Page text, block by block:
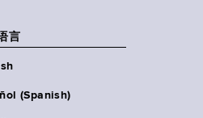
言
(Spanish)